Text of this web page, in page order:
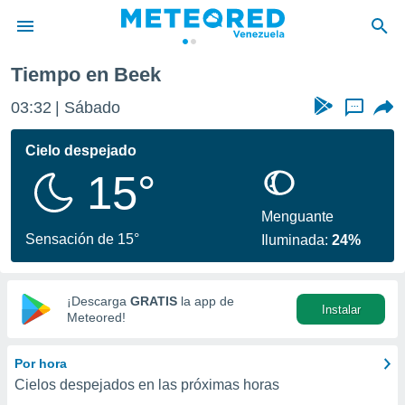
de
ha
calidad.
a este
las
y
digital
basada
Tiempo en Beek
03:32 Sábado ...
Cielo despejado
15°
Sensación de 15°
Menguante
Iluminada:24%
¡Descarga GRATIS la app de
Meteored!
Instalar
Por hora
Cielos despejados en las próximas horas